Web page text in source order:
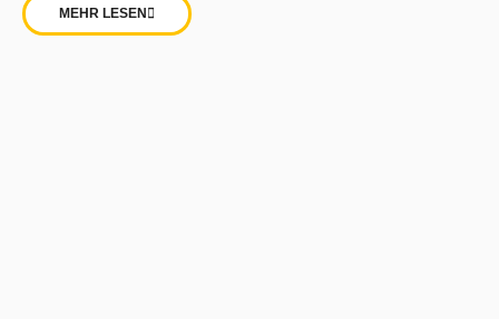
MEHR LESEN